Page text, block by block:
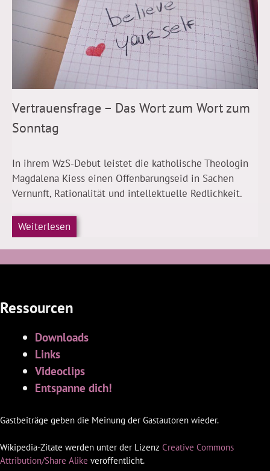
Vertrauensfrage – Das Wort zum Wort zum
Sonntag
In ihrem WzS-Debut leistet die katholische Theologin
Magdalena Kiess einen Offenbarungseid in Sachen
Vernunft, Rationalität und intellektuelle Redlichkeit.
Weiterlesen
Ressourcen
Downloads
Links
Videoclips
Entspanne dich!
Gastbeiträge geben die Meinung der Gastautoren wieder.
Wikipedia-Zitate werden unter der Lizenz Creative Commons
Attribution/Share Alike veröffentlicht.